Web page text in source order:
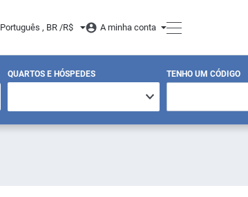
Português , BR /R$ A minha conta
QUARTOS E HÓSPEDES TENHO UM CÓDIGO